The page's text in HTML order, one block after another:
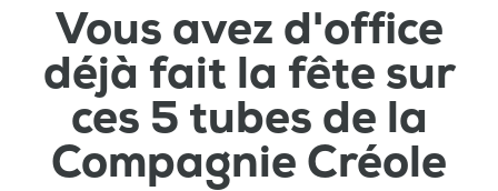
Vous avez d'office
déjà fait la fête sur
ces 5 tubes de la
Compagnie Créole